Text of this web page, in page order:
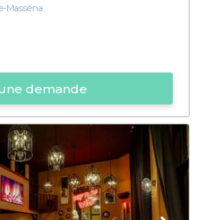
Masséna
demande